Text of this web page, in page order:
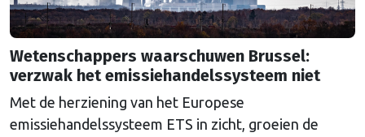
Wetenschappers waarschuwen Brussel:
verzwak het emissiehandelssysteem niet
Met de herziening van het Europese
emissiehandelssysteem ETS in zicht, groeien de